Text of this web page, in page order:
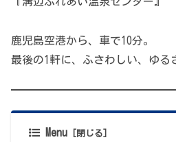
鹿児島空港から、車で10分。
最後の1軒に、ふさわしい、ゆる
Menu